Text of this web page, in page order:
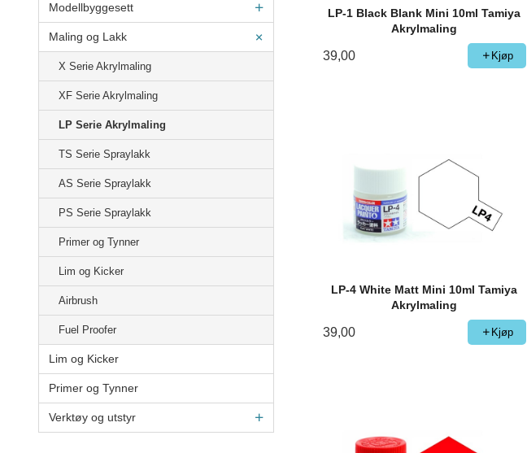
Modellbyggesett
Maling og Lakk
X Serie Akrylmaling
XF Serie Akrylmaling
LP Serie Akrylmaling
TS Serie Spraylakk
AS Serie Spraylakk
PS Serie Spraylakk
Primer og Tynner
Lim og Kicker
Airbrush
Fuel Proofer
Lim og Kicker
Primer og Tynner
Verktøy og utstyr
LP-1 Black Blank Mini 10ml Tamiya
Akrylmaling
39,00 Kjøp
LP-4 White Matt Mini 10ml Tamiya
Akrylmaling
39,00 Kjøp